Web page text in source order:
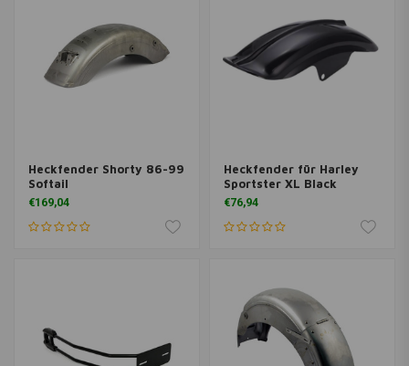
Heckfender Shorty 86-99
Softail
€169,04
Heckfender für Harley
Sportster XL Black
€76,94